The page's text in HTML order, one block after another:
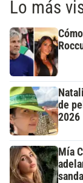
Lo más
de
2026
Mía